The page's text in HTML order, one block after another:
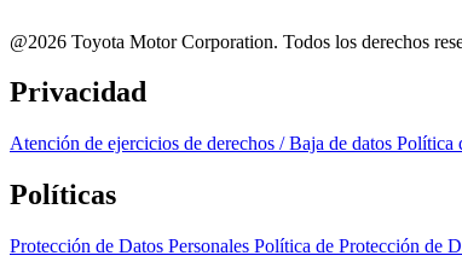
@2026 Toyota Motor Corporation. Todos los derechos
Privacidad
Atención de ejercicios de derechos / Baja de datos Política
Políticas
Protección de Datos Personales Política de Protección de